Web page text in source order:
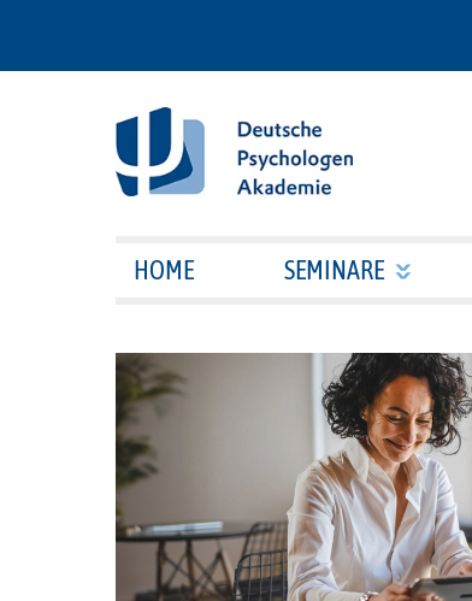
HOME SEMINARE